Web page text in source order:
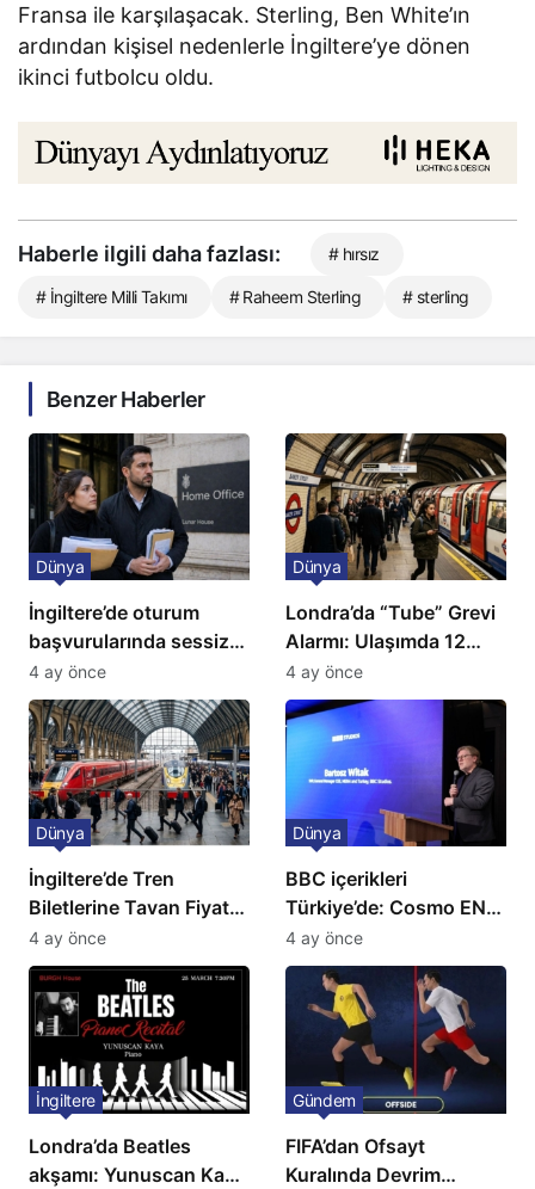
Fransa ile karşılaşacak. Sterling, Ben White’ın
ardından kişisel nedenlerle İngiltere’ye dönen
ikinci futbolcu oldu.
Haberle ilgili daha fazlası: # hırsız
# İngiltere Milli Takımı # Raheem Sterling # sterling
Benzer Haberler
İngiltere’de oturum
başvurularında sessiz
kriz: Büyükelçilikten
açıklama!
Dünya
4 ay önce
Londra’da “Tube” Grevi
Alarmı: Ulaşımda 12
Günlük Kaos Kapıda
Dünya
4 ay önce
İngiltere’de Tren
Biletlerine Tavan Fiyat:
Ulaşımda Yeni
Düzenleme
Dünya
4 ay önce
BBC içerikleri
Türkiye’de: Cosmo EN
ve BBC Player yayında
Dünya
4 ay önce
Londra’da Beatles
akşamı: Yunuscan Kaya
İngiltere
FIFA’dan Ofsayt
Kuralında Devrim
Gündem